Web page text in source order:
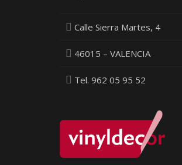
Calle Sierra Martes, 4
46015 – VALENCIA
Tel. 962 05 95 52